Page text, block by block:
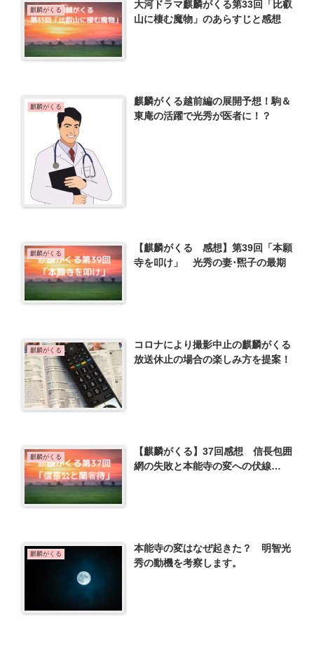
麒麟がくる
大河ドラマ麒麟がくる第33回「比叡
山に棲む魔物」のあらすじと感想
麒麟がくる
麒麟がくる越前編の展開予想！駒＆
東庵の活躍で光秀が医者に！？
麒麟がくる
【麒麟がくる 感想】第39回「本願
寺を叩け」 光秀の妻･煕子の最期
麒麟がくる
コロナにより撮影中止の麒麟がくる
放送休止の場合の楽しみ方を提案！
麒麟がくる
【麒麟がくる】37回感想 信長包囲
網の失敗と本能寺の変への伏線…
麒麟がくる
本能寺の変はなぜ起きた？ 明智光
秀の動機を考察します。